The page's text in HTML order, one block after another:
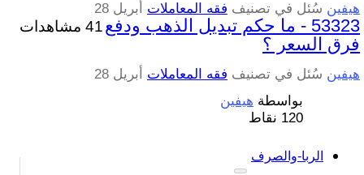
هيفين سُئل في تصنيف فقه المعاملات أبريل 28
41 مشاهدات53323 - ما حكم تبديل الذهب ودفع
فرق السعر ؟
هيفين سُئل في تصنيف فقه المعاملات
أبريل 28
بواسطة هيفين
120 نقاط
الربا-والصرف